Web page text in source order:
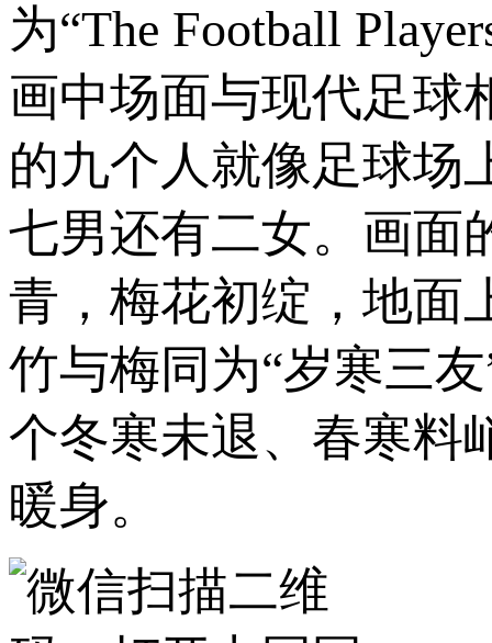
为“The Football
画中场面与现代足球
的九个人就像足球场
七男还有二女。画面
青，梅花初绽，地面
竹与梅同为“岁寒三
个冬寒未退、春寒料
暖身。